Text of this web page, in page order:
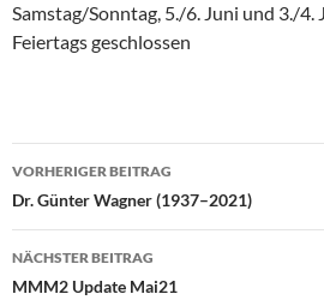
Samstag/Sonntag, 5./6. Juni und 3./4.
Feiertags geschlossen
Beitragsnavigation
VORHERIGER BEITRAG
Dr. Günter Wagner (1937–2021)
NÄCHSTER BEITRAG
MMM2 Update Mai21